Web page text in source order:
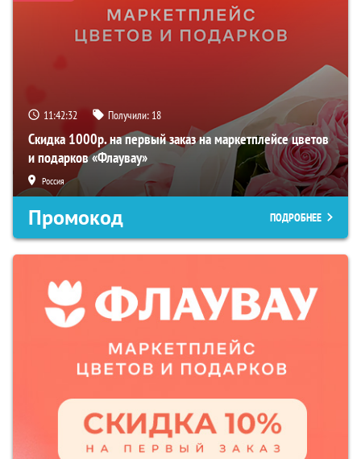
11:42:31 Получили: 18
Скидка 1000р. на первый заказ на маркетплейсе цветов
и подарков «Флаувау»
Россия
Промокод ПОДРОБНЕЕ